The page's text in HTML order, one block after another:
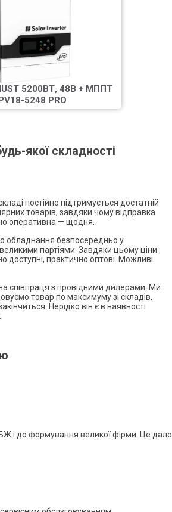
5200ВТ, 48В + МППТ
5248 PRO
якої складності
постійно підтримується достатній
товарів, завдяки чому відправка
оперативна — щодня.
обладнання безпосередньо у
партіями. Завдяки цьому ціни
доступні, практично оптові. Можливі
співпраця з провідними дилерами. Ми
товар по максимуму зі складів,
Нерідко він є в наявності
і до формування великої фірми. Це дало